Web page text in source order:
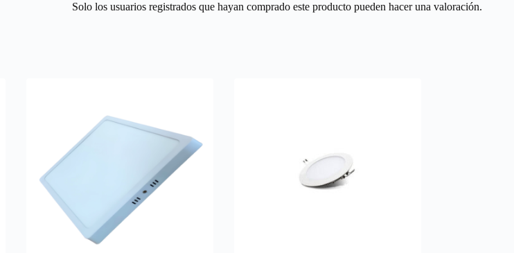
Solo los usuarios registrados que hayan comprado este producto pueden hacer una valoración.